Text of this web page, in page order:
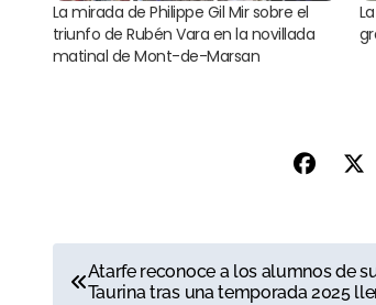
La mirada de Philippe Gil Mir sobre el
triunfo de Rubén Vara en la novillada
matinal de Mont-de-Marsan
N Atarfe reconoce a los alumnos de
Taurina tras una temporada 2025